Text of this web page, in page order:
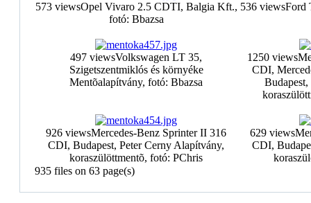
573 viewsOpel Vivaro 2.5 CDTI, Balgia Kft.,
fotó: Bbazsa
536 viewsFord
497 viewsVolkswagen LT 35,
Szigetszentmiklós és környéke
Mentõalapítvány, fotó: Bbazsa
1250 views
CDI,
926 viewsMercedes-Benz Sprinter II 316
CDI, Budapest, Peter Cerny Alapítvány,
koraszülöttmentõ, fotó: PChris
629 views
CDI,
935 files on 63 page(s)